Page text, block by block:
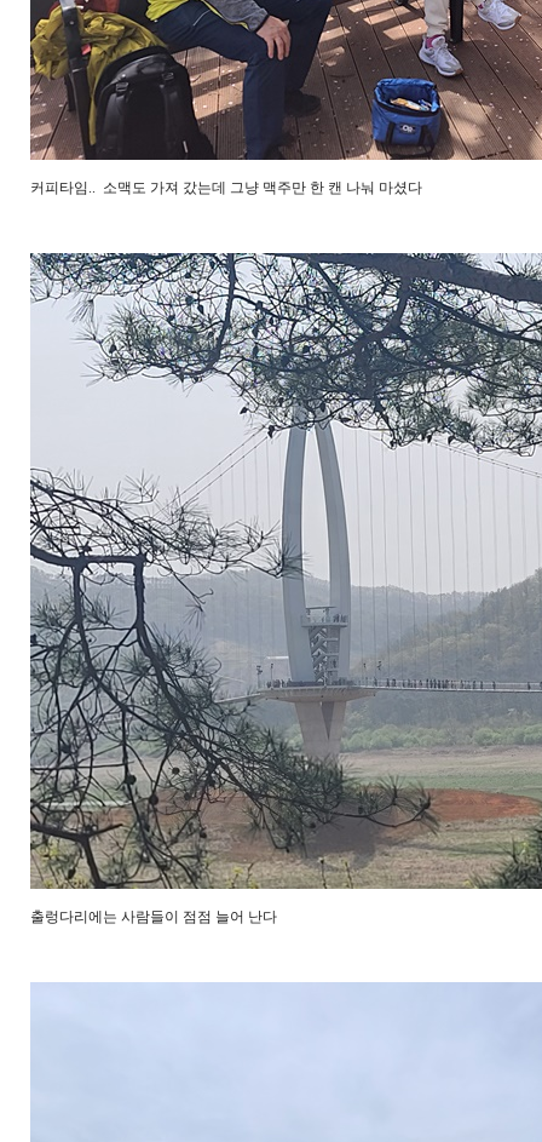
커피타임.. 소맥도 가져 갔는데 그냥 맥주만 한 캔 나눠 마셨다
출렁다리에는 사람들이 점점 늘어 난다